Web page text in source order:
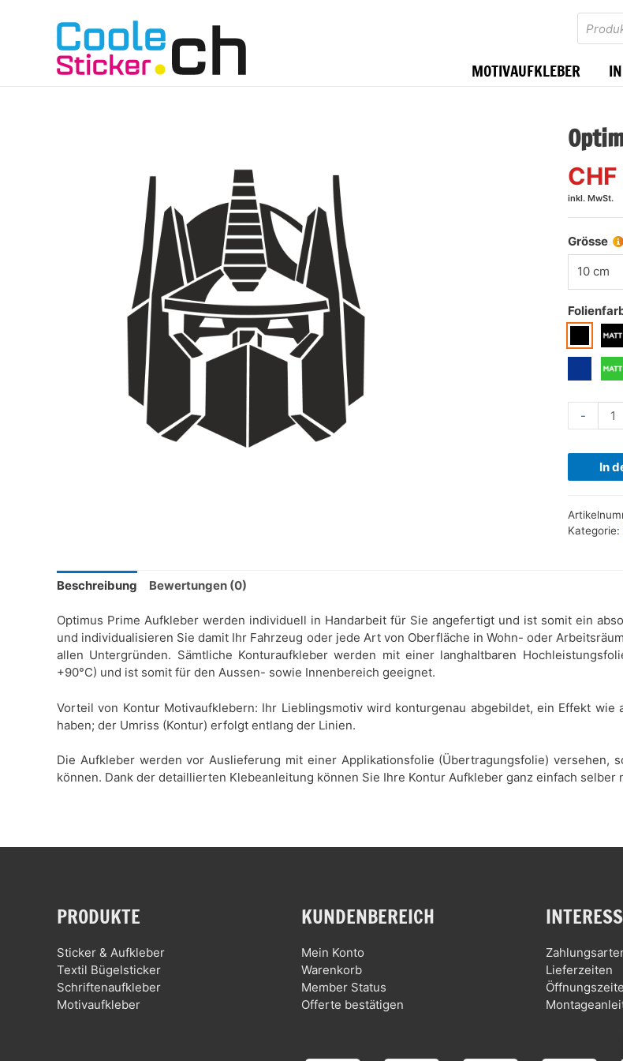
search
MOTIVAUFKLEBER
CHF
inkl. MwSt.
Grösse
10 cm
-
In
Kategorie:
Beschreibung Bewertungen (0)
Optimus Prime Aufkleber werden individuell in Handarbeit für Sie angefertigt und ist somit ein
und individualisieren Sie damit Ihr Fahrzeug oder jede Art von Oberfläche in Wohn- oder
allen Untergründen. Sämtliche Konturaufkleber werden mit einer langhaltbaren
+90°C) und ist somit für den Aussen- sowie Innenbereich geeignet.
Vorteil von Kontur Motivaufklebern: Ihr Lieblingsmotiv wird konturgenau abgebildet, ein Effekt
haben; der Umriss (Kontur) erfolgt entlang der Linien.
Die Aufkleber werden vor Auslieferung mit einer Applikationsfolie (Übertragungsfolie) versehen,
können. Dank der detaillierten Klebeanleitung können Sie Ihre Kontur Aufkleber ganz einfach selber
PRODUKTE
Sticker & Aufkleber
Textil Bügelsticker
Schriftenaufkleber
Motivaufkleber
KUNDENBEREICH
Mein Konto
Warenkorb
Member Status
Offerte bestätigen
Lieferzeiten